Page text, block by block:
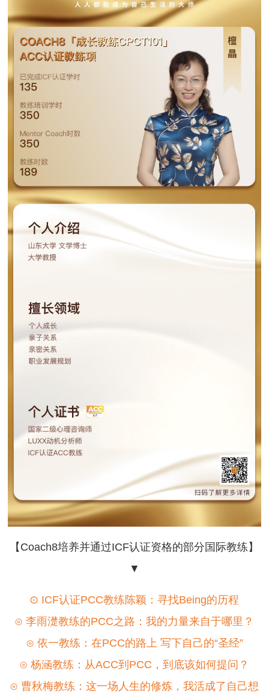
【Coach8培养并通过ICF认证资格的部分国际教练】
▼
⊙ ICF认证PCC教练陈颖：寻找Being的历程
⊙ 李雨濋教练的PCC之路：我的力量来自于哪里？
⊙ 依一教练：在PCC的路上 写下自己的“圣经”
⊙ 杨涵教练：从ACC到PCC，到底该如何提问？
⊙ 曹秋梅教练：这一场人生的修炼，我活成了自己想